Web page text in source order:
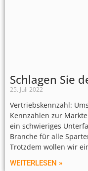
Schlagen Sie
25. Juli 2022
Vertriebskennzahl:
Kennzahlen zur
ein schwieriges
Branche für alle
Trotzdem wollen wir
WEITERLESEN »